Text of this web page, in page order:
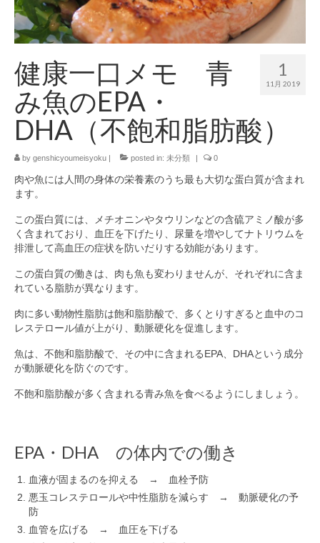
1
11月 2019
健康一口メモ 青
み魚のEPA・
DHA（不飽和脂肪酸）
by genshicyoumeisyoku | posted in: 未分類 | 0
肉や魚には人間の身体の栄養素のうち最も大切な蛋白質が含まれ
ます。
この蛋白質には、メチオニンやタウリンなどの含硫アミノ酸が多
く含まれており、血圧を下げたり、尿量を増やしてナトリウムを
排泄して高血圧の症状を防いだりする効能があります。
この蛋白質の働きは、肉も魚も変わりませんが、それぞれに含ま
れている脂肪が異なります。
肉に多い動物性脂肪は飽和脂肪酸で、多くとりすぎると血中のコ
レステロール値が上がり、動脈硬化を促進します。
魚は、不飽和脂肪酸で、その中に含まれるEPA、DHAという成分
が動脈硬化を防ぐのです。
不飽和脂肪酸が多く含まれる青み魚を食べるようにしましょう。
EPA・DHA の体内での働き
血液が固まるのを抑える → 血栓予防
悪玉コレステロールや中性脂肪を減らす → 動脈硬化の予
防
血管を広げる → 血圧を下げる